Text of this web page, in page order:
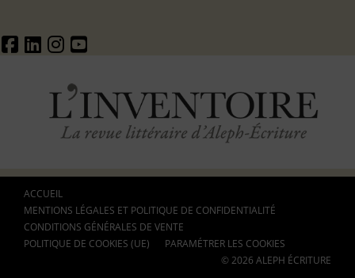
ACCUEIL
MENTIONS LÉGALES ET POLITIQUE DE CONFIDENTIALITÉ
CONDITIONS GÉNÉRALES DE VENTE
POLITIQUE DE COOKIES (UE)
PARAMÉTRER LES COOKIES
© 2026 ALEPH ÉCRITURE